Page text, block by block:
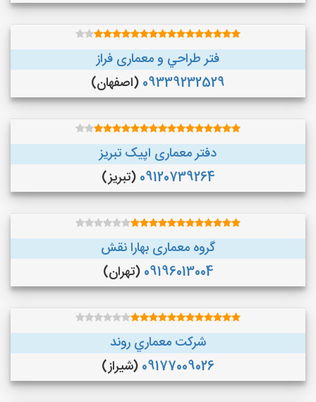
فتر طراحي و معماری فراز
09339232529 (اصفهان)
دفتر معماری اپیک تبریز
09120739264 (تبریز)
گروه معماری بهارا نقش
09196013004 (تهران)
شركت معماري روند
09177009026 (شیراز)